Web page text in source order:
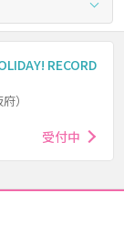
RECORD
）
受付中